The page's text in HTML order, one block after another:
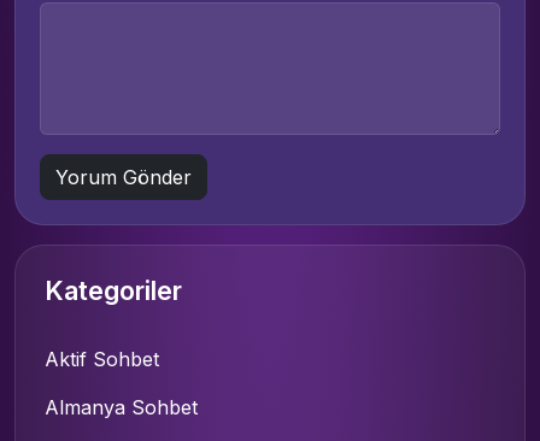
Kategoriler
Aktif Sohbet
Almanya Sohbet